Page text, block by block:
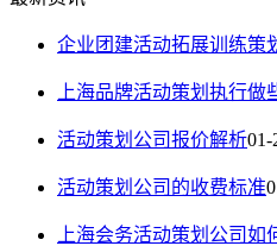
企业团建活动拓展训练策
上海品牌活动策划执行做
活动策划公司报价解析01-
活动策划公司的收费标准
上海会务活动策划公司如